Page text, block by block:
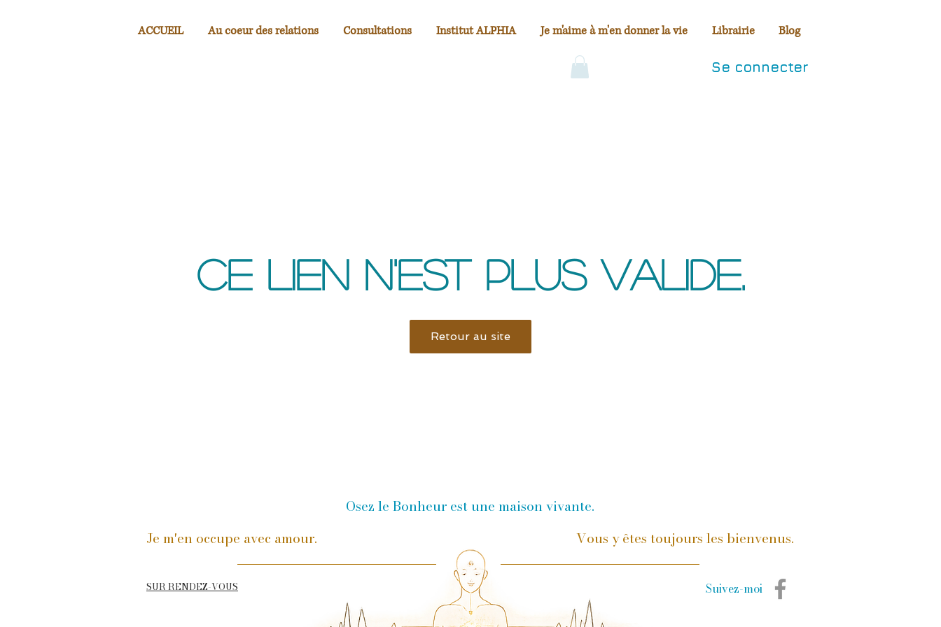
ACCUEIL Au coeur des relations Consultations Institut ALPHIA Je m'aime à m'en donner la vie Librairie Blog
Se connecter
Ce lien n'est plus valide.
Retour au site
Osez le Bonheur est une maison vivante.
SUR RENDEZ-VOUS Suivez-moi
Vous y êtes toujours les bienvenus.
Je m'en occupe avec amour.